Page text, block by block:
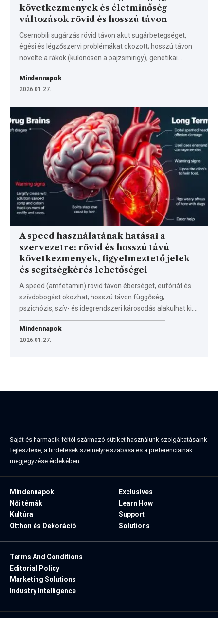
következmények és életminőség
változások rövid és hosszú távon
Csernobili sugárzás rövid távon akut sugárbetegséget,
égési és légzőszervi problémákat okozott; hosszú távon
növelte a rákok (különösen a pajzsmirigy), genetikai…
Mindennapok
2026.01.27.
A speed használatának hatásai a
szervezetre: rövid és hosszú távú
következmények, figyelmeztető jelek
és segítségkérés lehetőségei
A speed (amfetamin) rövid távon éberséget, eufóriát és
szívdobogást okozhat; hosszú távon függőség,
pszichózis, szív- és idegrendszeri károsodás alakulhat ki.…
Mindennapok
2026.01.27.
Saját és harmadik féltől származó sütiket használunk szolgáltatásaink
fejlesztése, a hirdetések személyre szabása és a preferenciáinak
megjegyzése érdekében.
Mindennapok
Női témák
Kultúra
Otthon és Dekoráció
Exclusives
Learn How
Support
Solutions
Terms And Conditions
Editorial Policy
Marketing Solutions
Industry Intelligence